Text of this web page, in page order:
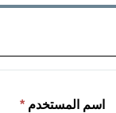
‏اسم المستخدم ‏*